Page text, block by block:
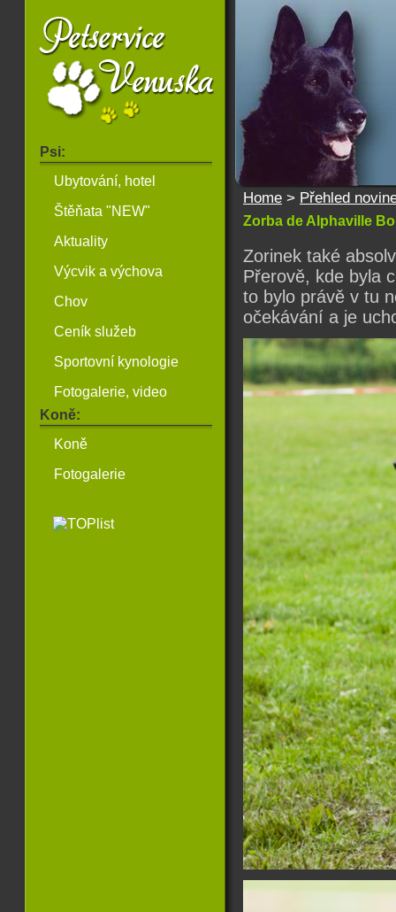
Psi:
Ubytování, hotel
Štěňata "NEW"
Aktuality
Výcvik a výchova
Chov
Ceník služeb
Sportovní kynologie
Fotogalerie, video
Koně:
Koně
Fotogalerie
Home > Přehled
Zorba de Alphaville
Zorinek také
Přerově, kde byla
to bylo právě v tu
očekávání a je